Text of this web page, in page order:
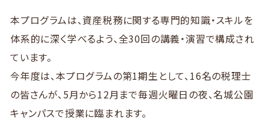
本プログラムは、資産税務に関する専門的知識・スキルを
体系的に深く学べるよう、全30回の講義・演習で構成され
ています。
今年度は、本プログラムの第1期生として、16名の税理士
の皆さんが、5月から12月まで毎週火曜日の夜、名城公園
キャンパスで授業に臨まれます。